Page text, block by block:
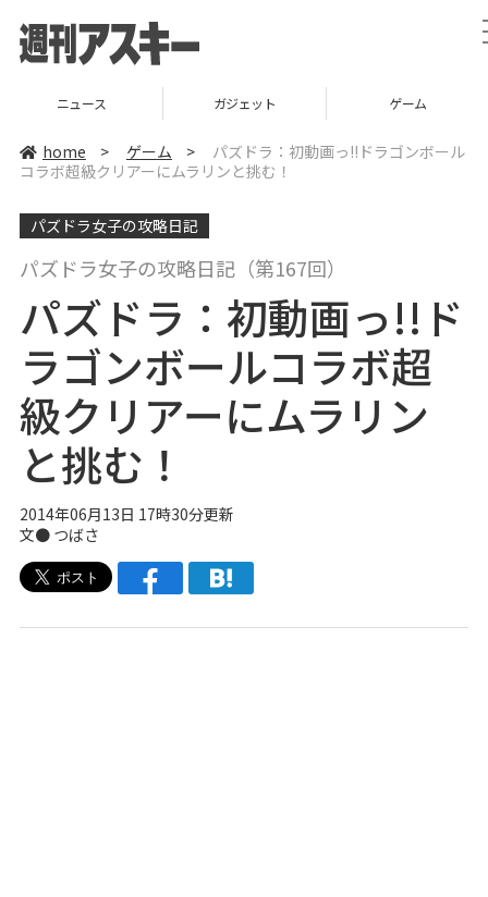
ニュース ガジェット ゲーム
home > ゲーム >
パズドラ：初動画っ!!ドラゴンボール
コラボ超級クリアーにムラリンと挑む！
パズドラ女子の攻略日記
パズドラ女子の攻略日記（第167回）
パズドラ：初動画っ!!ド
ラゴンボールコラボ超
級クリアーにムラリン
と挑む！
2014年06月13日 17時30分更新
文● つばさ